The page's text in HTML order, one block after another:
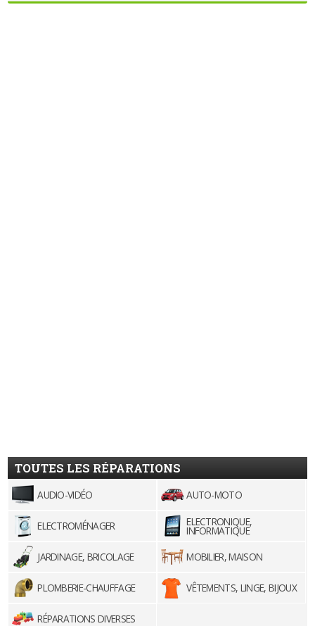
TOUTES LES RÉPARATIONS
AUDIO-VIDÉO AUTO-MOTO
ELECTROMÉNAGER ELECTRONIQUE,
INFORMATIQUE
JARDINAGE, BRICOLAGE
MOBILIER, MAISON
PLOMBERIE-CHAUFFAGE VÊTEMENTS, LINGE, BIJOUX
RÉPARATIONS DIVERSES